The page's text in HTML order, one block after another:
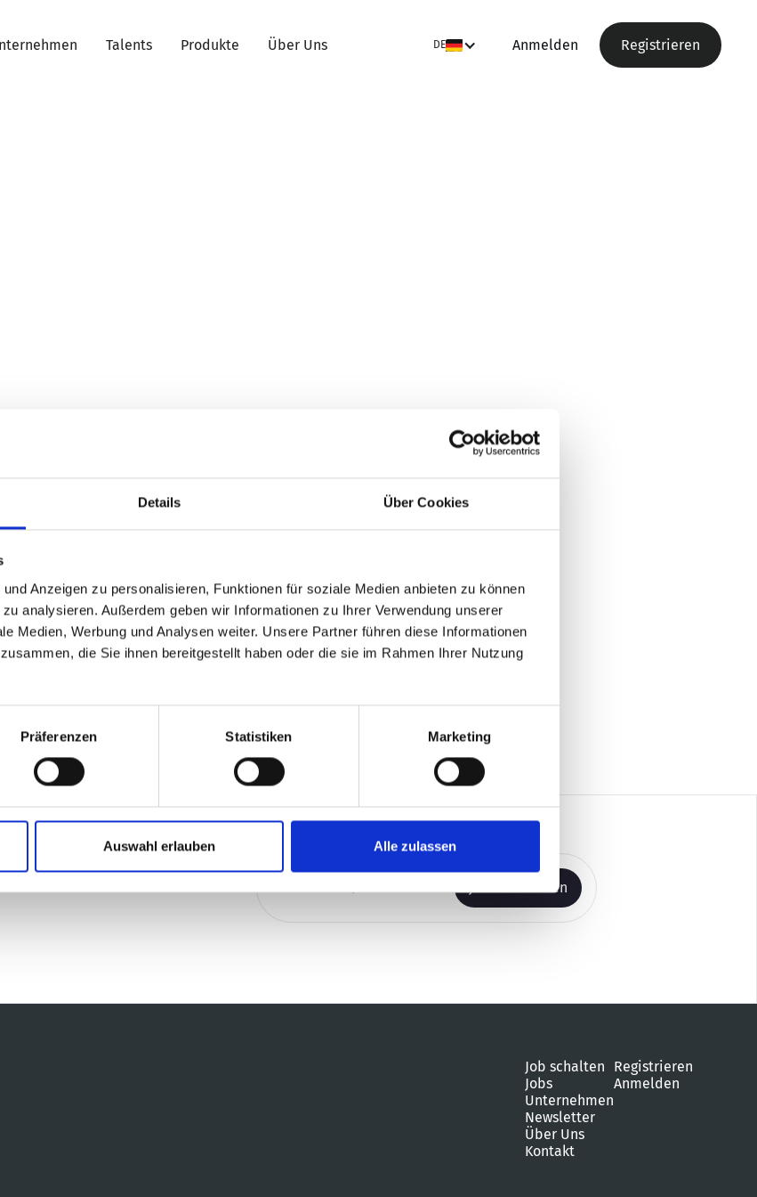
Details Über Cookies
Anzeigen zu personalisieren, Funktionen für soziale Medien anbieten zu können
analysieren. Außerdem geben wir Informationen zu Ihrer Verwendung unserer
Medien, Werbung und Analysen weiter. Unsere Partner führen diese Informationen
die Sie ihnen bereitgestellt haben oder die sie im Rahmen Ihrer Nutzung
Präferenzen Statistiken Marketing
Auswahl erlauben Alle zulassen
Talents Produkte Über Uns DE Anmelden Registrieren
Jahre, bis der SC in der Saison 1993/94 sein Bundesligadebüt feiern konnte. Mit
im Club und seinem Umfeld sowie personeller Konstanz, ist es dem Sport-Club seitdem
Konkurrenz auf Augenhöhe zu begegnen.
Job schalten
Jobs
Unternehmen
Newsletter
Über Uns
Kontakt
Registrieren
Anmelden